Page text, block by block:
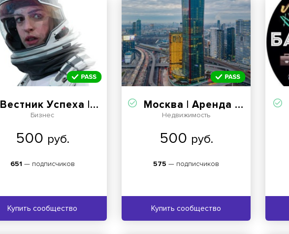
Вестник Успеха | Философия
Бизнес
500 руб.
651 — подписчиков
Купить сообщество
Москва | Аренда | Недвижимость
Недвижимость
500 руб.
575 — подписчиков
Купить сообщество